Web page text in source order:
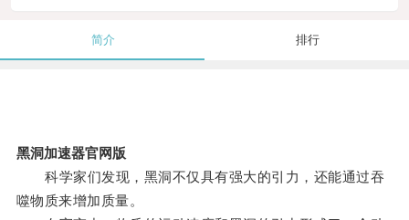
简介 排行
黑洞加速器官网版
科学家们发现，黑洞不仅具有强大的引力，还能通过吞
噬物质来增加质量。